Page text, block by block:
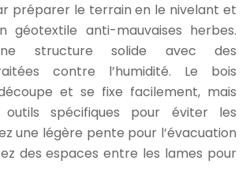
préparer le terrain en le nivelant et
géotextile anti-mauvaises herbes.
structure solide avec des
contre l’humidité. Le bois
et se fixe facilement, mais
outils spécifiques pour éviter les
une légère pente pour l’évacuation
des espaces entre les lames pour